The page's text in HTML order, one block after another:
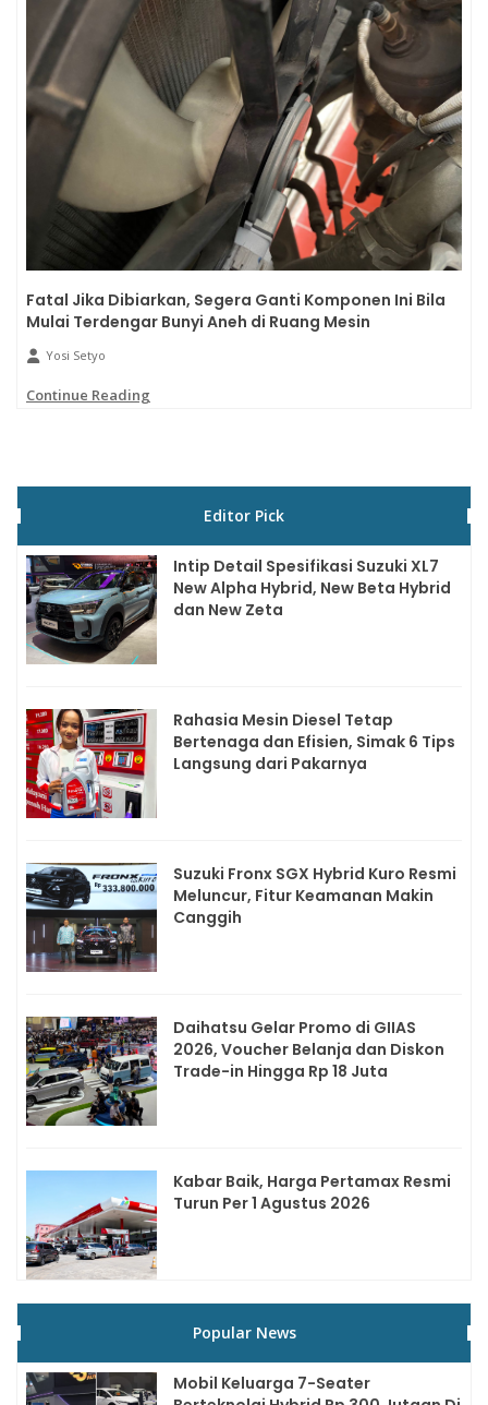
Fatal Jika Dibiarkan, Segera Ganti Komponen Ini Bila
Mulai Terdengar Bunyi Aneh di Ruang Mesin
Yosi Setyo
Continue Reading
Editor Pick
Intip Detail Spesifikasi Suzuki XL7
New Alpha Hybrid, New Beta Hybrid
dan New Zeta
Rahasia Mesin Diesel Tetap
Bertenaga dan Efisien, Simak 6 Tips
Langsung dari Pakarnya
Suzuki Fronx SGX Hybrid Kuro Resmi
Meluncur, Fitur Keamanan Makin
Canggih
Daihatsu Gelar Promo di GIIAS
2026, Voucher Belanja dan Diskon
Trade-in Hingga Rp 18 Juta
Kabar Baik, Harga Pertamax Resmi
Turun Per 1 Agustus 2026
Popular News
Mobil Keluarga 7-Seater